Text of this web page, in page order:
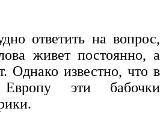
ответить на вопрос,
живет постоянно, а
Однако известно, что в
Европу эти бабочки